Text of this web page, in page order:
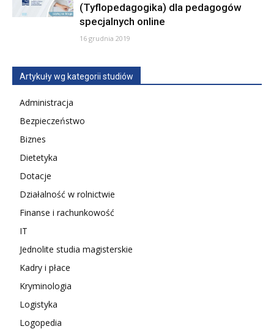
(Tyflopedagogika) dla pedagogów
specjalnych online
16 grudnia 2019
Artykuły wg kategorii studiów
Administracja
Bezpieczeństwo
Biznes
Dietetyka
Dotacje
Działalność w rolnictwie
Finanse i rachunkowość
IT
Jednolite studia magisterskie
Kadry i płace
Kryminologia
Logistyka
Logopedia